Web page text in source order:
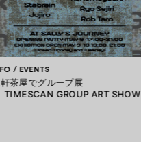
/ EVENTS
茶屋でグループ展
GROUP ART SHOW